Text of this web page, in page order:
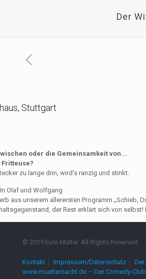
Der
Stuttgart
oder die Gemeinsamkeit von...
zu lange drin, wird's ranzig und stinkt.
Olaf und Wolfgang
aus unserem allerersten Programm „Schieb,
der Rest erklärt sich von
© 2019 Eure Mütter. All Rights Reserved.
Kontakt Impressum/Datenschutz
www.muetternacht.de – Der Comedy-Club